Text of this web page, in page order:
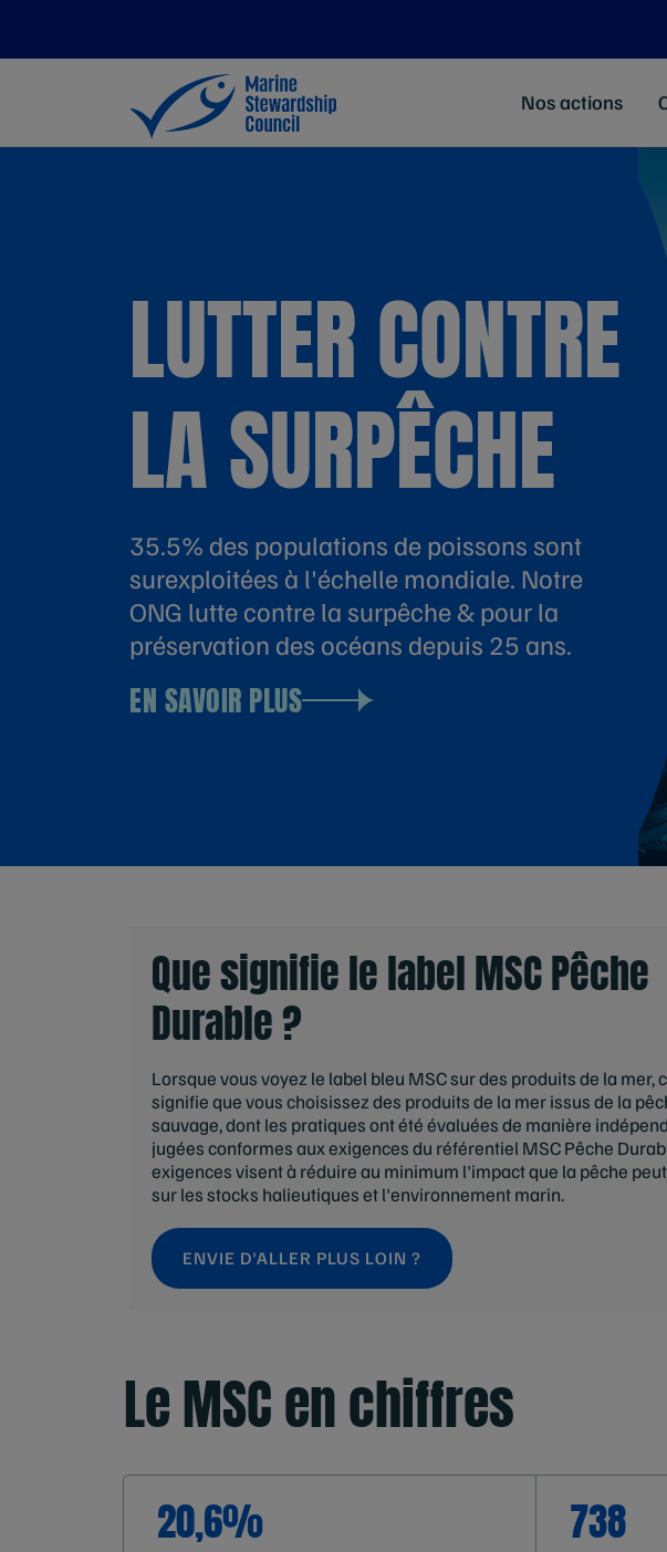
Nos actions
LUTTER CONTRE
LA SURPÊCHE
35.5% des populations de poissons sont
surexploitées à l'échelle mondiale. Notre
ONG lutte contre la surpêche & pour la
préservation des océans depuis 25 ans.
EN SAVOIR PLUS
Que signifie le label MSC Pêche
Durable ?
Lorsque vous voyez le label bleu MSC sur des produits de la mer,
signifie que vous choisissez des produits de la mer issus de la
sauvage, dont les pratiques ont été évaluées de manière
jugées conformes aux exigences du référentiel MSC Pêche
exigences visent à réduire au minimum l'impact que la pêche
sur les stocks halieutiques et l'environnement marin.
ENVIE D'ALLER PLUS LOIN ?
Le MSC en chiffres
20,6% 738